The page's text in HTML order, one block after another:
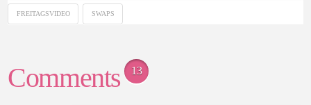
FREITAGSVIDEO SWAPS
Comments 13